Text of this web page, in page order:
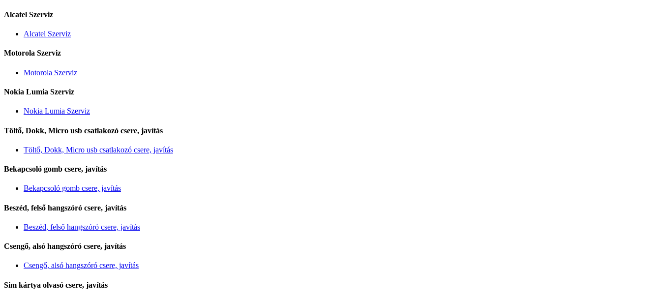
Alcatel Szerviz
Alcatel Szerviz
Motorola Szerviz
Motorola Szerviz
Nokia Lumia Szerviz
Nokia Lumia Szerviz
Töltő, Dokk, Micro usb csatlakozó csere, javítás
Töltő, Dokk, Micro usb csatlakozó csere, javítás
Bekapcsoló gomb csere, javítás
Bekapcsoló gomb csere, javítás
Beszéd, felső hangszóró csere, javítás
Beszéd, felső hangszóró csere, javítás
Csengő, alsó hangszóró csere, javítás
Csengő, alsó hangszóró csere, javítás
Sim kártya olvasó csere, javítás